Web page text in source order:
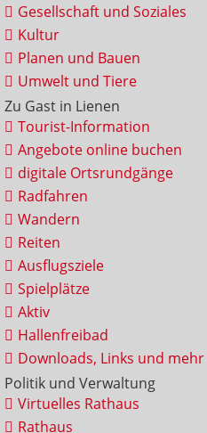
Gesellschaft und Soziales
Kultur
Planen und Bauen
Umwelt und Tiere
Zu Gast in Lienen
Tourist-Information
Angebote online buchen
digitale Ortsrundgänge
Radfahren
Wandern
Reiten
Ausflugsziele
Spielplätze
Aktiv
Hallenfreibad
Downloads, Links und mehr
Politik und Verwaltung
Virtuelles Rathaus
Rathaus